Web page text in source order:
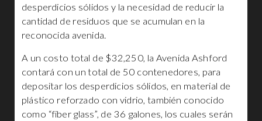
desperdicios sólidos y la necesidad de reducir la
cantidad de residuos que se acumulan en la
reconocida avenida.
A un costo total de $32,250, la Avenida Ashford
contará con un total de 50 contenedores, para
depositar los desperdicios sólidos, en material de
plástico reforzado con vidrio, también conocido
como “fiber glass”, de 36 galones, los cuales serán